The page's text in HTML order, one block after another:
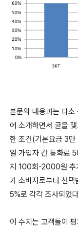
본문의 내용과는 다소
어 소개하면서 글을
한 조건(기본요금 3
일 가입자 간 통화료
지 100회-2000원 추
가 소비자로부터 선
5%로 각각 조사되었
이 수치는 고객들이